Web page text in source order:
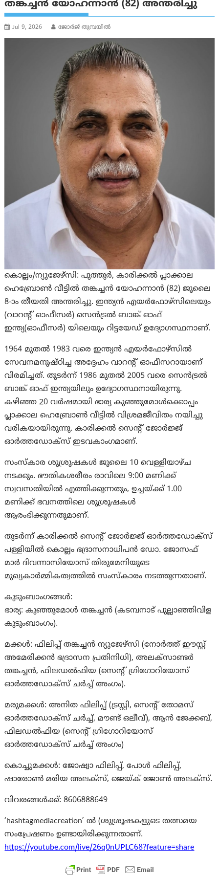
തങ്കച്ചൻ യോഹന്നാൻ (82) അന്തരിച്ചു
Jul 9, 2026 ജോർജ് തുമ്പയിൽ
കൊല്ലം/ന്യൂജേഴ്‌സി: പുത്തൂർ, കാരിക്കൽ പ്ലാക്കാല
ഹെബ്രോൺ വീട്ടിൽ തങ്കച്ചൻ യോഹന്നാൻ (82) ജൂലൈ
8-ാം തീയതി അന്തരിച്ചു. ഇന്ത്യൻ എയർഫോഴ്സിലെയും
(വാറന്റ് ഓഫീസർ) സെൻട്രൽ ബാങ്ക് ഓഫ്
ഇന്ത്യ(ഓഫീസർ) യിലെയും റിട്ടയേഡ് ഉദ്യോഗസ്ഥനാണ്.
1964 മുതൽ 1983 വരെ ഇന്ത്യൻ എയർഫോഴ്സിൽ
സേവനമനുഷ്ഠിച്ച അദ്ദേഹം വാറന്റ് ഓഫീസറായാണ്
വിരമിച്ചത്. തുടർന്ന് 1986 മുതൽ 2005 വരെ സെൻട്രൽ
ബാങ്ക് ഓഫ് ഇന്ത്യയിലും ഉദ്യോഗസ്ഥനായിരുന്നു.
കഴിഞ്ഞ 20 വർഷമായി ഭാര്യ കുഞ്ഞുമോൾക്കൊപ്പം
പ്ലാക്കാല ഹെബ്രോൺ വീട്ടിൽ വിശ്രമജീവിതം നയിച്ചു
വരികയായിരുന്നു. കാരിക്കൽ സെന്റ് ജോർജ്ജ്
ഓർത്തഡോക്സ് ഇടവകാംഗമാണ്.
സംസ്കാര ശുശ്രൂഷകൾ ജൂലൈ 10 വെള്ളിയാഴ്ച
നടക്കും. ഭൗതികശരീരം രാവിലെ 9:00 മണിക്ക്
സ്വവസതിയിൽ എത്തിക്കുന്നതും, ഉച്ചയ്ക്ക് 1.00
മണിക്ക് ഭവനത്തിലെ ശുശ്രൂഷകൾ
ആരംഭിക്കുന്നതുമാണ്.
തുടർന്ന് കാരിക്കൽ സെന്റ് ജോർജ്ജ് ഓർത്തഡോക്സ്
പള്ളിയിൽ കൊല്ലം ഭദ്രാസനാധിപൻ ഡോ. ജോസഫ്
മാർ ദിവന്നാസിയോസ് തിരുമേനിയുടെ
മുഖ്യകാർമ്മികത്വത്തിൽ സംസ്കാരം നടത്തുന്നതാണ്.
കുടുംബാംഗങ്ങൾ:
ഭാര്യ: കുഞ്ഞുമോൾ തങ്കച്ചൻ (കടമ്പനാട് പുല്ലാഞ്ഞിവിള
കുടുംബാംഗം).
മക്കൾ: ഫിലിപ്പ് തങ്കച്ചൻ ന്യൂജേഴ്‌സി (നോർത്ത് ഈസ്റ്റ്
അമേരിക്കൻ ഭദ്രാസന പ്രതിനിധി), അലക്സാണ്ടർ
തങ്കച്ചൻ, ഫിലഡല്‍‌ഫിയ (സെന്റ് ഗ്രിഗോറിയോസ്
ഓർത്തഡോക്സ് ചർച്ച് അംഗം).
മരുമക്കൾ: അനിത ഫിലിപ്പ് (ട്രസ്റ്റി, സെന്റ് തോമസ്
ഓർത്തഡോക്സ് ചർച്ച്, മൗണ്ട് ഒലീവ്), ആൻ ജേക്കബ്,
ഫിലഡല്‍‌ഫിയ (സെന്റ് ഗ്രിഗോറിയോസ്
ഓർത്തഡോക്സ് ചർച്ച് അംഗം)
കൊച്ചുമക്കൾ: ജോഷ്വാ ഫിലിപ്പ്, പോൾ ഫിലിപ്പ്,
ഷാരോൺ മരിയ അലക്സ്, ജെയ്ക് ജോൺ അലക്സ്.
വിവരങ്ങള്‍ക്ക്: 8606888649
‘hashtagmediacreation’ ൽ (ശുശ്രൂഷകളുടെ തത്സമയ
സംപ്രേഷണം ഉണ്ടായിരിക്കുന്നതാണ്.
https://youtube.com/live/26q0nUPLC68?feature=share